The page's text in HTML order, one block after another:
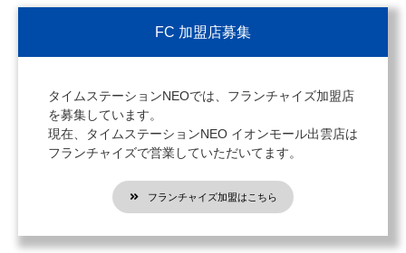
FC 加盟店募集
タイムステーションNEOでは、フランチャイズ加盟店
を募集しています。
現在、タイムステーションNEO イオンモール出雲店は
フランチャイズで営業していただいてます。
フランチャイズ加盟はこちら